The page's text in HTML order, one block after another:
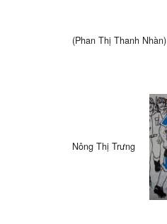
(Phan Thị Thanh Nhàn)
Nông Thị Trưng